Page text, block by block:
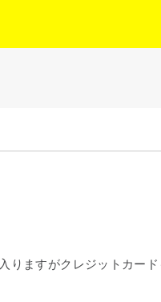
ますがクレジットカー